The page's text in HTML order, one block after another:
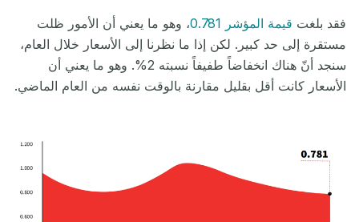
فقد بلغت قيمة المؤشر 0.781
، وهو ما يعني أن الأمور ظلت
مستقرة إلى حد كبير. لكن إذا ما نظرنا إلى الأسعار خلال العام،
سنجد أنّ هناك انخفاضاً طفيفاً نسبته 2%. وهو ما يعني أن
الأسعار كانت أقل بقليل مقارنة بالوقت نفسه من العام الماضي.